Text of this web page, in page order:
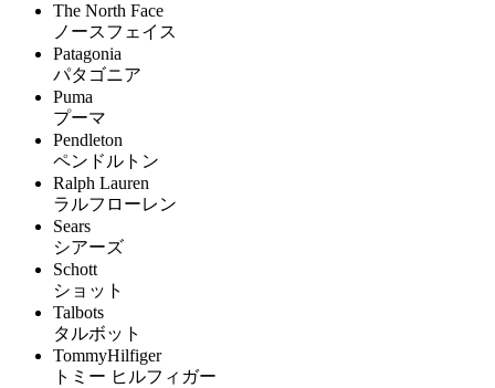
The North Face
ノースフェイス
Patagonia
パタゴニア
Puma
プーマ
Pendleton
ペンドルトン
Ralph Lauren
ラルフローレン
Sears
シアーズ
Schott
ショット
Talbots
タルボット
TommyHilfiger
トミー ヒルフィガー